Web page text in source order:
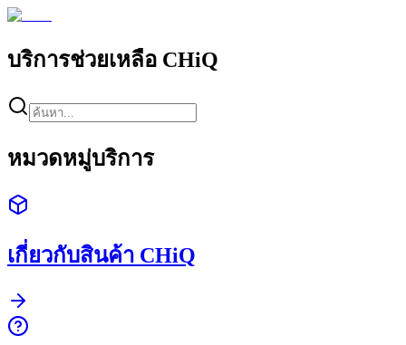
บริการช่วยเหลือ CHiQ
หมวดหมู่บริการ
เกี่ยวกับสินค้า CHiQ